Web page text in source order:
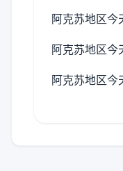
阿克苏地区今
阿克苏地区今
阿克苏地区今